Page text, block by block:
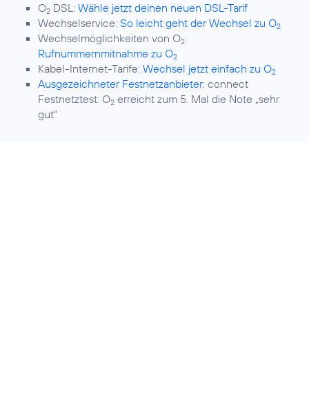
O2 DSL: Wähle jetzt deinen neuen DSL-Tarif
Wechselservice: So leicht geht der Wechsel zu O2
Wechselmöglichkeiten von O2:
Rufnummernmitnahme zu O2
Kabel-Internet-Tarife: Wechsel jetzt einfach zu O2
Ausgezeichneter Festnetzanbieter: connect
Festnetztest: O2 erreicht zum 5. Mal die Note „sehr
gut“